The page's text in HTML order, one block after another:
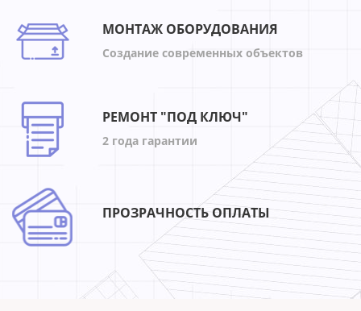
МОНТАЖ ОБОРУДОВАНИЯ
Создание современных объектов
РЕМОНТ "ПОД КЛЮЧ"
2 года гарантии
ПРОЗРАЧНОСТЬ ОПЛАТЫ